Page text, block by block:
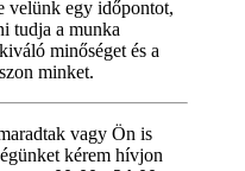
velünk egy időpontot,
tudja a munka
minőséget és a
minket.
vagy Ön is
kérem hívjon